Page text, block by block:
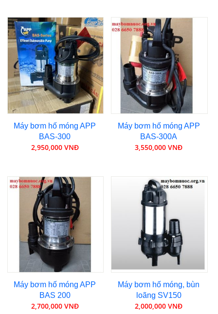
Máy bơm hố móng APP
BAS-300
2,950,000 VNĐ
Máy bơm hố móng APP
BAS-300A
3,550,000 VNĐ
Máy bơm hố móng APP
BAS 200
2,700,000 VNĐ
Máy bơm hố móng, bùn
loãng SV150
2,000,000 VNĐ